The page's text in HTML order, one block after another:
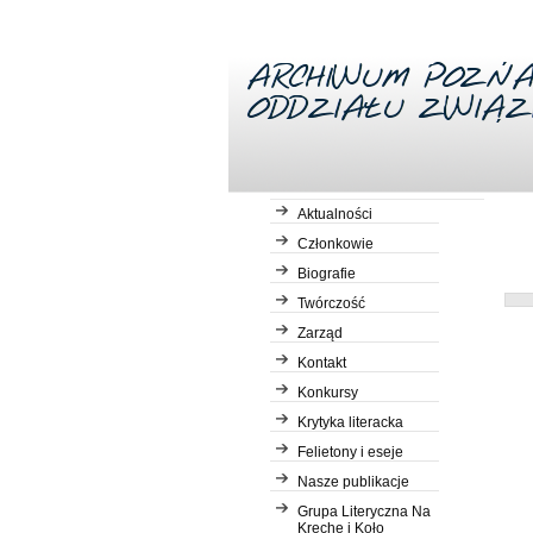
Aktualności
Członkowie
Biografie
Twórczość
Zarząd
Kontakt
Konkursy
Krytyka literacka
Felietony i eseje
Nasze publikacje
Grupa Literyczna Na
Kreche i Koło